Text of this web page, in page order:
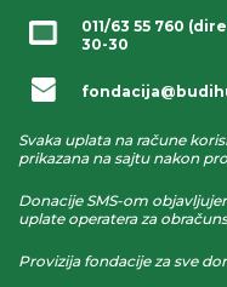
011/63 55 760
30-30
Svaka uplata na račune
prikazana na sajtu nakon
Donacije SMS-om
uplate operatera za
Provizija fondacije za sve